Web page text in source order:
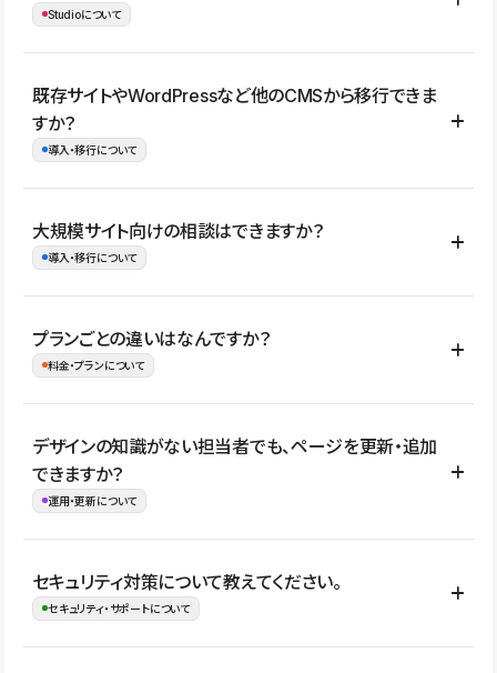
Studioについて
コーポレートサイト、サービスサイト、LP、採用サイト、ブロ
グ・メディア、イベントサイト、店舗・商品紹介サイト、ポートフ
ォリオなど幅広く制作できます。
既存サイトやWordPressなど他のCMSから移行できま
すか？
導入・移行について
はい。既存サイトの構成やコンテンツ、URLを整理したうえで、
Studio上に再構築する形で移行できます。 WordPressの場合は、
イト全体のデザインや設定がそのまま移行されるわけではないた
め、移行後にページ構成やデザイン、CMS設計、URL・リダイレク
大規模サイト向けの相談はできますか？
導入・移行について
はい。アクセス規模が大きいサイトや、複数部門での運用、権限管
理、セキュリティ確認、既存システムとの連携など、個別の要件が
ない段階でも、お問い合わせください。
お問合せはこちら
プランごとの違いはなんですか？
料金・プランについて
公開ページ数、バージョン履歴の期間、CMS利用数の上限、権限
管理の有無などがプランごとに異なります。詳しくは料金プランペ
ージをご覧ください。
デザインの知識がない担当者でも、ページを更新・追加
できますか？
運用・更新について
はい。CMSやコンポーネントを活用して更新範囲を設計しておく
ことで、デザインを崩しにくい状態で運用できます。 さらにコン
セキュリティ対策について教えてください。
セキュリティ・サポートについて